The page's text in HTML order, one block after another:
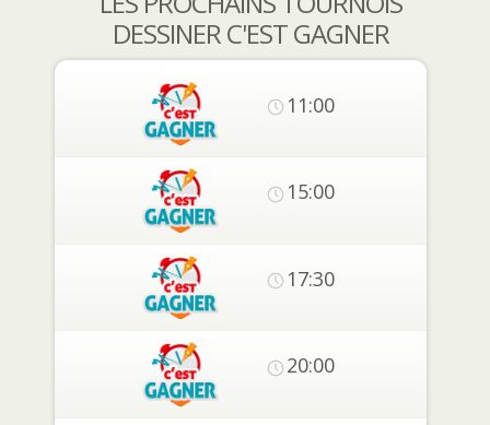
DESSINER C'EST GAGNER
11:00
15:00
17:30
20:00